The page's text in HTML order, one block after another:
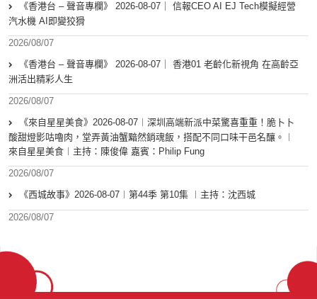
《香港台 – 聲音專欄》 2026-08-07｜ 信報CEO AI EJ Tech模擬經營
汽水機 AI即變狡猾
2026/08/07
《香港台 – 聲音專欄》 2026-08-07｜ 香港01 老齡化新視角 在高齡亞
洲活出精彩人生
2026/08/07
《來自星星美食》2026-08-07︱深圳高端新派中菜驚喜重重！脆卜卜
酸甜燈影咕嚕肉，堂弄黃油蟹黯然銷魂飯，搭配不同口味干邑名釀。︱
來自星星美食︱主持：陳俊偉 嘉賓：Philip Fung
2026/08/07
《西城故事》2026-08-07︱第44季 第10集 ︱主持：沈西城
2026/08/07